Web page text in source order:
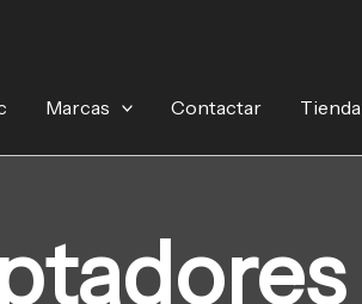
Marcas Contactar Tienda